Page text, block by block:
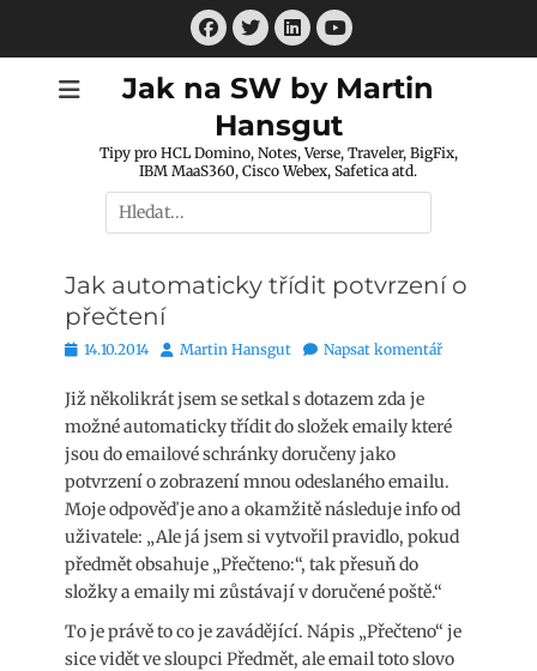
Facebook
Twitter
LinkedIn
Youtube
Jak na SW by Martin
Hansgut
Tipy pro HCL Domino, Notes, Verse, Traveler, BigFix,
IBM MaaS360, Cisco Webex, Safetica atd.
Hledat:
Jak automaticky třídit potvrzení o
přečtení
Publikováno
14.10.2014 AutorMartin Hansgut Napsat komentář
Již několikrát jsem se setkal s dotazem zda je
možné automaticky třídit do složek emaily které
jsou do emailové schránky doručeny jako
potvrzení o zobrazení mnou odeslaného emailu.
Moje odpověď je ano a okamžitě následuje info od
uživatele: „Ale já jsem si vytvořil pravidlo, pokud
předmět obsahuje „Přečteno:“, tak přesuň do
složky a emaily mi zůstávají v doručené poště.“
To je právě to co je zavádějící. Nápis „Přečteno“ je
sice vidět ve sloupci Předmět, ale email toto slovo